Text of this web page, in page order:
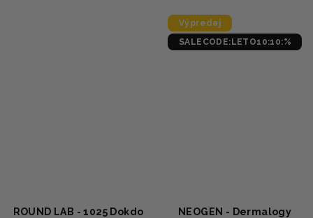
hviezdičiek.
ROUND LAB - 1025 Dokdo
Výpredaj
SALECODE:LETO10:10:%
NEOGEN - Dermalogy